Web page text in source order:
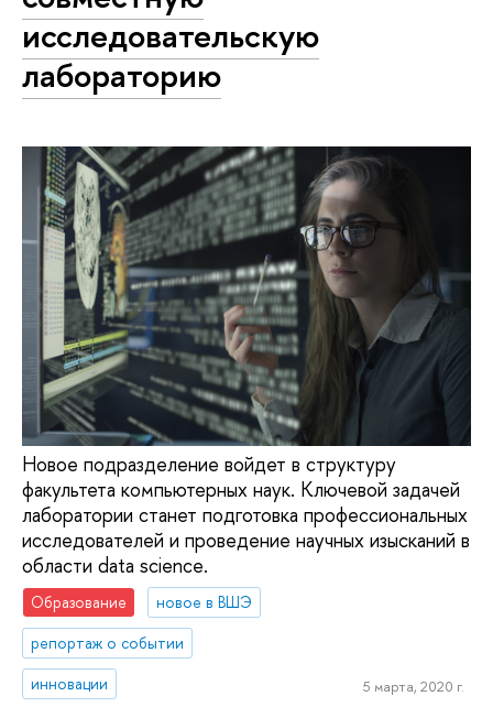
исследовательскую
лабораторию
Новое подразделение войдет в структуру
факультета компьютерных наук. Ключевой задачей
лаборатории станет подготовка профессиональных
исследователей и проведение научных изысканий в
области data science.
Образование
новое в ВШЭ
репортаж о событии
инновации
5 марта, 2020 г.